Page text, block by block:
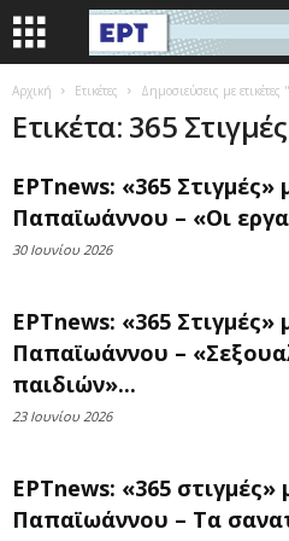
Αρχική Ετικέτες Δημοσιεύσεις με
Ετικέτα: 365 Στιγμές
ΕΡΤnews: «365 Στιγμές»
Παπαϊωάννου – «Οι
30 Ιουνίου 2026
ΕΡΤnews: «365 Στιγμές»
Παπαϊωάννου –
παιδιών»...
23 Ιουνίου 2026
ΕΡΤnews: «365 στιγμές»
Παπαϊωάννου – Τα